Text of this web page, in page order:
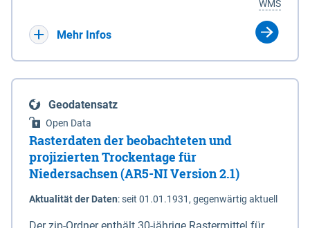
Eigenschaft eines Sperrwerkes durch Widmung, die
die Deichbehörde durch Verordnung ausspricht.
sowie Status der bestehenden Wolfsterritorien im
laufenden Monitoringjahr.
WMS
Mehr Infos
Geodatensatz
Open Data
Rasterdaten der beobachteten und
projizierten Trockentage für
Niedersachsen (AR5-NI Version 2.1)
Aktualität der Daten:seit 01.01.1931, gegenwärtig aktuell